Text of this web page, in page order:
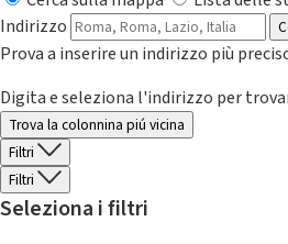
Indirizzo
Prova a inserire un indirizzo più
Digita e seleziona l'indirizzo per
Trova la colonnina piú vicina
Filtri
Filtri
Seleziona i filtri